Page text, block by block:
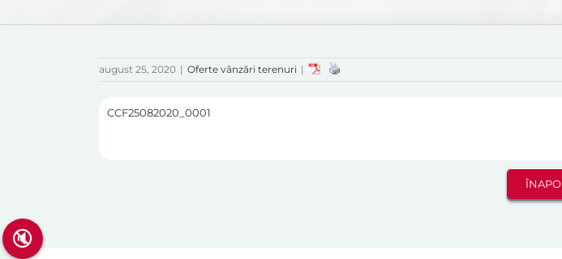
august 25, 2020 | Oferte vânzări terenuri |
CCF25082020_0001
🔇